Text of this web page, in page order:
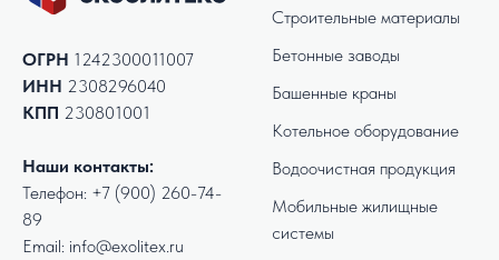
ОГРН 1242300011007
ИНН 2308296040
КПП 230801001
Наши контакты:
Телефон: +7 (900) 260-74-
89
Email: info@exolitex.ru
Строительные материалы
Бетонные заводы
Башенные краны
Котельное оборудование
Водоочистная продукция
Мобильные жилищные
системы